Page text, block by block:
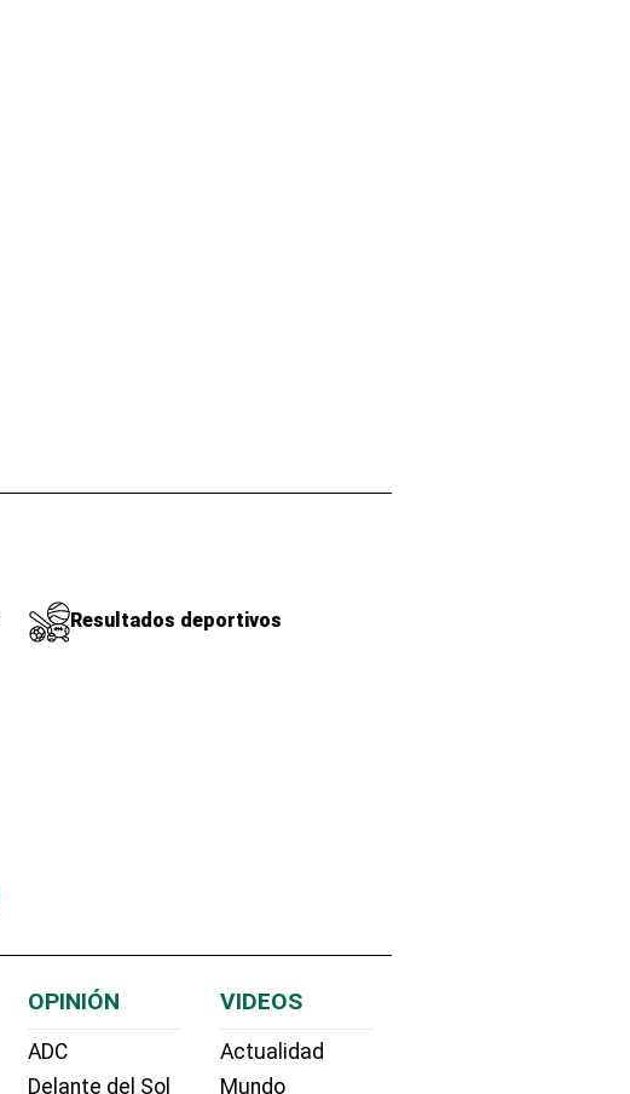
Resultados deportivos
OPINIÓN
ADC
Delante del Sol
VIDEOS
Actualidad
Mundo